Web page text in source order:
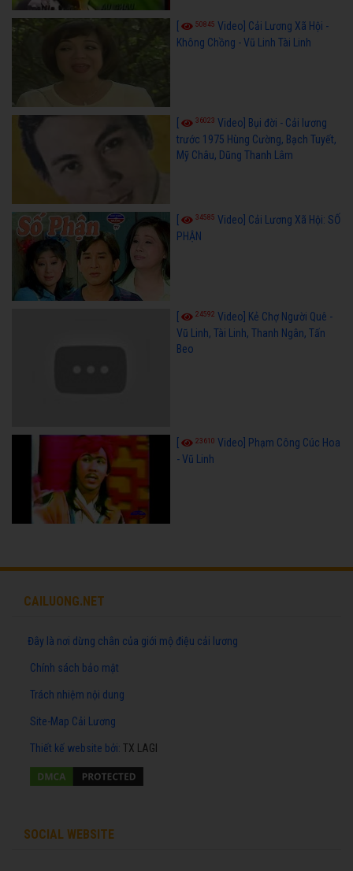
50845 Video] Cải Lương Xã Hội -
Không Chồng - Vũ Linh Tài Linh
36023 Video] Bụi đời - Cải lương
trước 1975 Hùng Cường, Bạch Tuyết,
Mỹ Châu, Dũng Thanh Lâm
34585 Video] Cải Lương Xã Hội: SỐ
PHẬN
24592 Video] Kẻ Chợ Người Quê -
Vũ Linh, Tài Linh, Thanh Ngân, Tấn
Beo
23610 Video] Phạm Công Cúc Hoa
- Vũ Linh
CAILUONG.NET
Đây là nơi dừng chân của giới mộ điệu cải lương
Chính sách bảo mật
Trách nhiệm nội dung
Site-Map Cải Lương
Thiết kế website bởi: TX LAGI
SOCIAL WEBSITE